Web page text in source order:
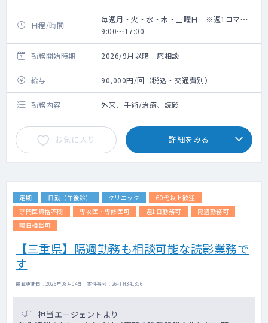
日程/時間
毎週月・火・水・木・土曜日 ※週1コマ～
9:00～17:00
勤務開始時期 2026/9月以降 応相談
給与 90,000円/回（税込・交通費別）
勤務内容 外来、手術/治療、読影
お気に入り 詳細をみる
定期 日勤（午後診） クリニック
60代以上歓迎
専門医資格不問
専攻医・専修医可 週1日勤務可
隔週勤務可
曜日相談可
【三重県】隔週勤務も相談可能な読影業務で
す
掲載更新日 : 2026年08月04日 案件番号 : 26-TH341856
担当エージェントより